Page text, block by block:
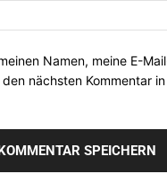
Namen, meine E-
nächsten Kommentar